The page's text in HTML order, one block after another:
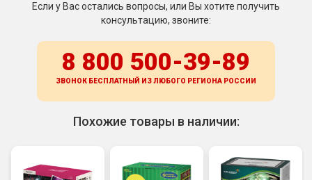
Если у Вас остались вопросы, или Вы хотите получить
консультацию, звоните:
8 800 500-39-89
ЗВОНОК БЕСПЛАТНЫЙ ИЗ ЛЮБОГО РЕГИОНА РОССИИ
Похожие товары в наличии: